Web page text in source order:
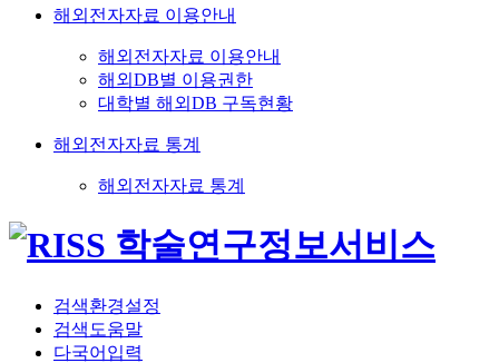
해외전자자료 이용안내
해외전자자료 이용안내
해외DB별 이용권한
대학별 해외DB 구독현황
해외전자자료 통계
해외전자자료 통계
검색환경설정
검색도움말
다국어입력